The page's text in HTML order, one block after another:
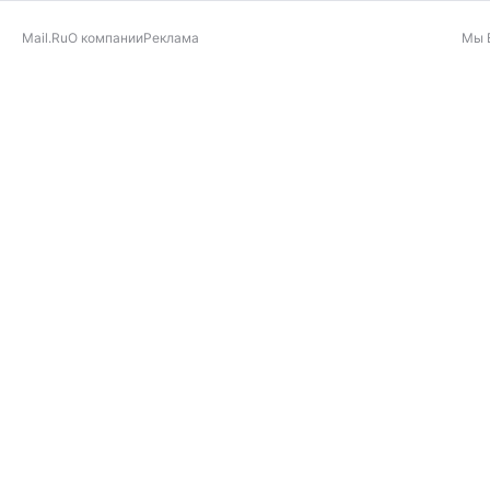
Mail.RuО компанииРеклама Мы